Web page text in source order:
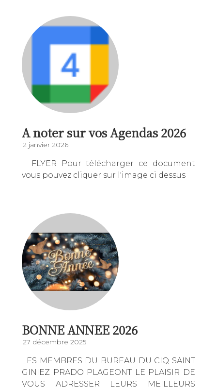
A noter sur vos Agendas 2026
2 janvier 2026
FLYER Pour télécharger ce document
vous pouvez cliquer sur l'image ci dessus
BONNE ANNEE 2026
27 décembre 2025
LES MEMBRES DU BUREAU DU CIQ SAINT
GINIEZ PRADO PLAGEONT LE PLAISIR DE
VOUS ADRESSER LEURS MEILLEURS